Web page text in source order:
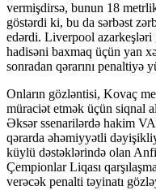
vermişdirsə, bunun 18
göstərdi ki, bu da sərbəst
edərdi. Liverpool azarkeşləri
hadisəni baxmaq üçün yan
sonradan qərarını penaltiyə
Onların gözləntisi, Kovaç
müraciət etmək üçün siqnal
Əksər ssenarilərdə hakim
qərarda əhəmiyyətli
küylü dəstəklərində olan
Çempionlar Liqası
verəcək penalti təyinatı